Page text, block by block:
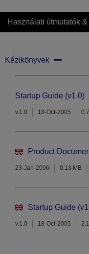
Használati útmutatók
Kézikönyvek
Startup Guide (v1.0)
v.1.0 18-Oct-2005
Product
23-Jan-2006 0.13 MB
Startup Guide
v.1.0 18-Oct-2005